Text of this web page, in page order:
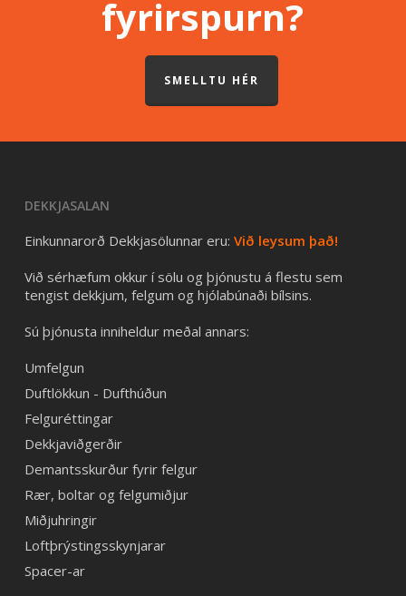
fyrirspurn?
SMELLTU HÉR
DEKKJASALAN
Einkunnarorð Dekkjasölunnar eru: Við leysum það!
Við sérhæfum okkur í sölu og þjónustu á flestu sem
tengist dekkjum, felgum og hjólabúnaði bílsins.
Sú þjónusta inniheldur meðal annars:
Umfelgun
Duftlökkun - Dufthúðun
Felguréttingar
Dekkjaviðgerðir
Demantsskurður fyrir felgur
Rær, boltar og felgumiðjur
Miðjuhringir
Loftþrýstingsskynjarar
Spacer-ar